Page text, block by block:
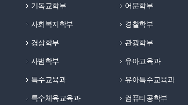
기독교학부 어문학부
사회복지학부 경찰학부
경상학부 관광학부
사범학부 유아교육과
특수교육과 유아특수교육과
특수체육교육과 컴퓨터공학부